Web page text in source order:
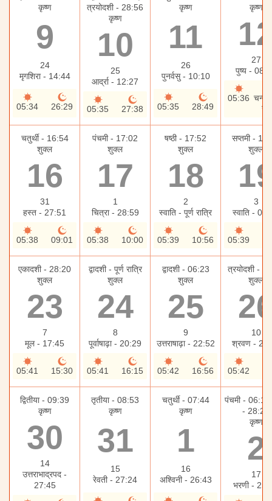
कृष्ण
9
24
मृगशिरा - 14:44
05:34 26:29
त्रयोदशी - 28:56
कृष्ण
10
25
आर्द्रा - 12:27
05:35 27:38
कृष्ण
11
26
पुनर्वसु - 10:10
05:35 28:49
कृष्ण
27
पुष्य -
05:36
नहीं
चतुर्थी - 16:54
शुक्ल
16
31
हस्त - 27:51
05:38 09:01
पंचमी - 17:02
शुक्ल
17
1
चित्रा - 28:59
05:38 10:00
षष्ठी - 17:52
शुक्ल
18
2
स्वाति - पूर्ण रात्रि
05:39 10:56
सप्तमी -
शुक्ल
3
स्वाति -
05:39
एकादशी - 28:20
शुक्ल
23
7
मूल - 17:45
05:41 15:30
द्वादशी - पूर्ण रात्रि
शुक्ल
24
8
पूर्वाषाढ़ा - 20:29
05:41 16:15
द्वादशी - 06:23
शुक्ल
25
9
उत्तराषाढ़ा - 22:52
05:42 16:56
त्रयोदशी -
शुक्ल
10
श्रवण -
05:42
द्वितीया - 09:39
कृष्ण
30
14
उत्तराभाद्रपद -
27:45
तृतीया - 08:53
कृष्ण
31
15
रेवती - 27:24
चतुर्थी - 07:44
कृष्ण
1
16
अश्विनी - 26:43
पंचमी - 06:14,
- 28:28
कृष्ण
2
17
भरणी -